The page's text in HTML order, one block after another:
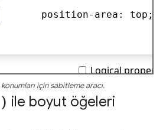
konumları için sabitleme aracı.
) ile boyut öğeleri